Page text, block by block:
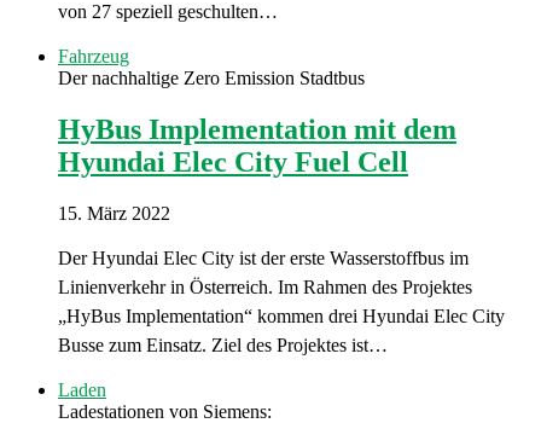
von 27 speziell geschulten…
Fahrzeug
Der nachhaltige Zero Emission Stadtbus
HyBus Implementation mit dem
Hyundai Elec City Fuel Cell
15. März 2022
Der Hyundai Elec City ist der erste Wasserstoffbus im
Linienverkehr in Österreich. Im Rahmen des Projektes
„HyBus Implementation“ kommen drei Hyundai Elec City
Busse zum Einsatz. Ziel des Projektes ist…
Laden
Ladestationen von Siemens: